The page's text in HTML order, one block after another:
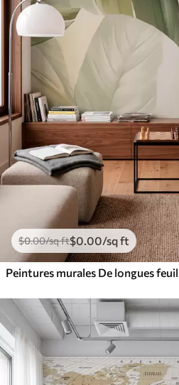
$0.00/sq ft$0.00/sq ft